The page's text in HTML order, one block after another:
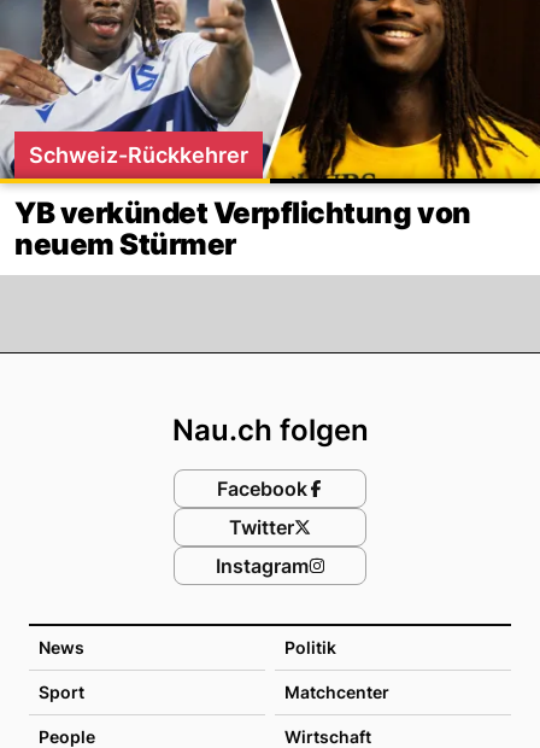
Schweiz-Rückkehrer
YB verkündet Verpflichtung von
neuem Stürmer
News Politik
Sport Matchcenter
People Wirtschaft
Nau.ch folgen
Facebook
Twitter
Instagram